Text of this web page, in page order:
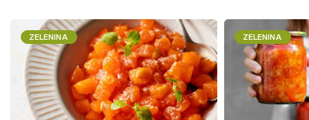
ZELENINA ZELENINA